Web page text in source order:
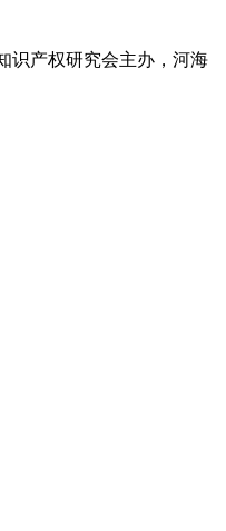
识产权研究会主办，河海